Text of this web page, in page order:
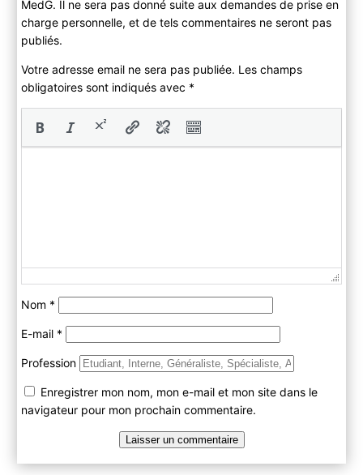
MedG. Il ne sera pas donné suite aux demandes de prise en
charge personnelle, et de tels commentaires ne seront pas
publiés.
Votre adresse email ne sera pas publiée. Les champs
obligatoires sont indiqués avec *
Nom *
E-mail *
Profession
Enregistrer mon nom, mon e-mail et mon site dans le
navigateur pour mon prochain commentaire.